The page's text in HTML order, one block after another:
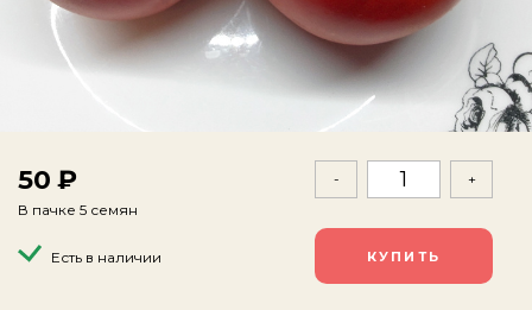
50
В пачке 5 семян
Есть в наличии
- +